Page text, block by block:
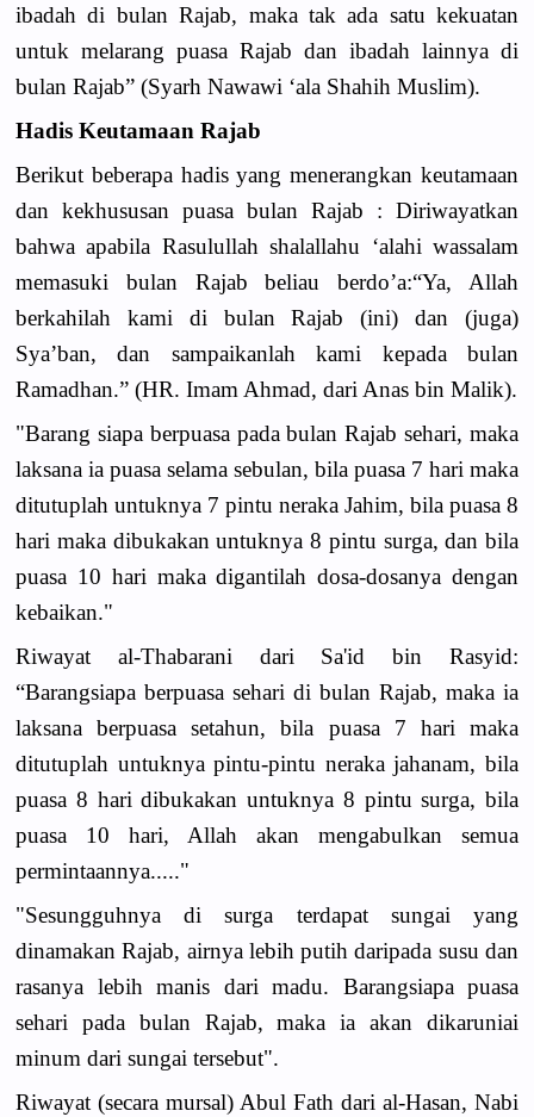
ibadah di bulan Rajab, maka tak ada satu kekuatan
untuk melarang puasa Rajab dan ibadah lainnya di
bulan Rajab” (Syarh Nawawi ‘ala Shahih Muslim).
Hadis Keutamaan Rajab
Berikut beberapa hadis yang menerangkan keutamaan
dan kekhususan puasa bulan Rajab : Diriwayatkan
bahwa apabila Rasulullah shalallahu ‘alahi wassalam
memasuki bulan Rajab beliau berdo’a:“Ya, Allah
berkahilah kami di bulan Rajab (ini) dan (juga)
Sya’ban, dan sampaikanlah kami kepada bulan
Ramadhan.” (HR. Imam Ahmad, dari Anas bin Malik).
"Barang siapa berpuasa pada bulan Rajab sehari, maka
laksana ia puasa selama sebulan, bila puasa 7 hari maka
ditutuplah untuknya 7 pintu neraka Jahim, bila puasa 8
hari maka dibukakan untuknya 8 pintu surga, dan bila
puasa 10 hari maka digantilah dosa-dosanya dengan
kebaikan."
Riwayat al-Thabarani dari Sa'id bin Rasyid:
“Barangsiapa berpuasa sehari di bulan Rajab, maka ia
laksana berpuasa setahun, bila puasa 7 hari maka
ditutuplah untuknya pintu-pintu neraka jahanam, bila
puasa 8 hari dibukakan untuknya 8 pintu surga, bila
puasa 10 hari, Allah akan mengabulkan semua
permintaannya....."
"Sesungguhnya di surga terdapat sungai yang
dinamakan Rajab, airnya lebih putih daripada susu dan
rasanya lebih manis dari madu. Barangsiapa puasa
sehari pada bulan Rajab, maka ia akan dikaruniai
minum dari sungai tersebut".
Riwayat (secara mursal) Abul Fath dari al-Hasan, Nabi